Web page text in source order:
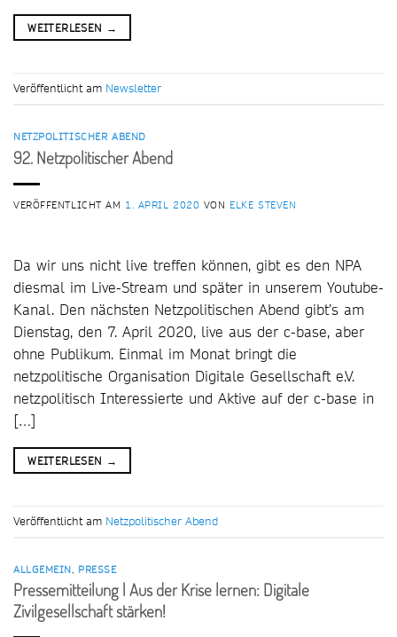
WEITERLESEN →
Veröffentlicht am Newsletter
NETZPOLITISCHER ABEND
92. Netzpolitischer Abend
VERÖFFENTLICHT AM 1. APRIL 2020 VON ELKE STEVEN
Da wir uns nicht live treffen können, gibt es den NPA
diesmal im Live-Stream und später in unserem Youtube-
Kanal. Den nächsten Netzpolitischen Abend gibt’s am
Dienstag, den 7. April 2020, live aus der c-base, aber
ohne Publikum. Einmal im Monat bringt die
netzpolitische Organisation Digitale Gesellschaft e.V.
netzpolitisch Interessierte und Aktive auf der c-base in
[…]
WEITERLESEN →
Veröffentlicht am Netzpolitischer Abend
ALLGEMEIN, PRESSE
Pressemitteilung | Aus der Krise lernen: Digitale
Zivilgesellschaft stärken!